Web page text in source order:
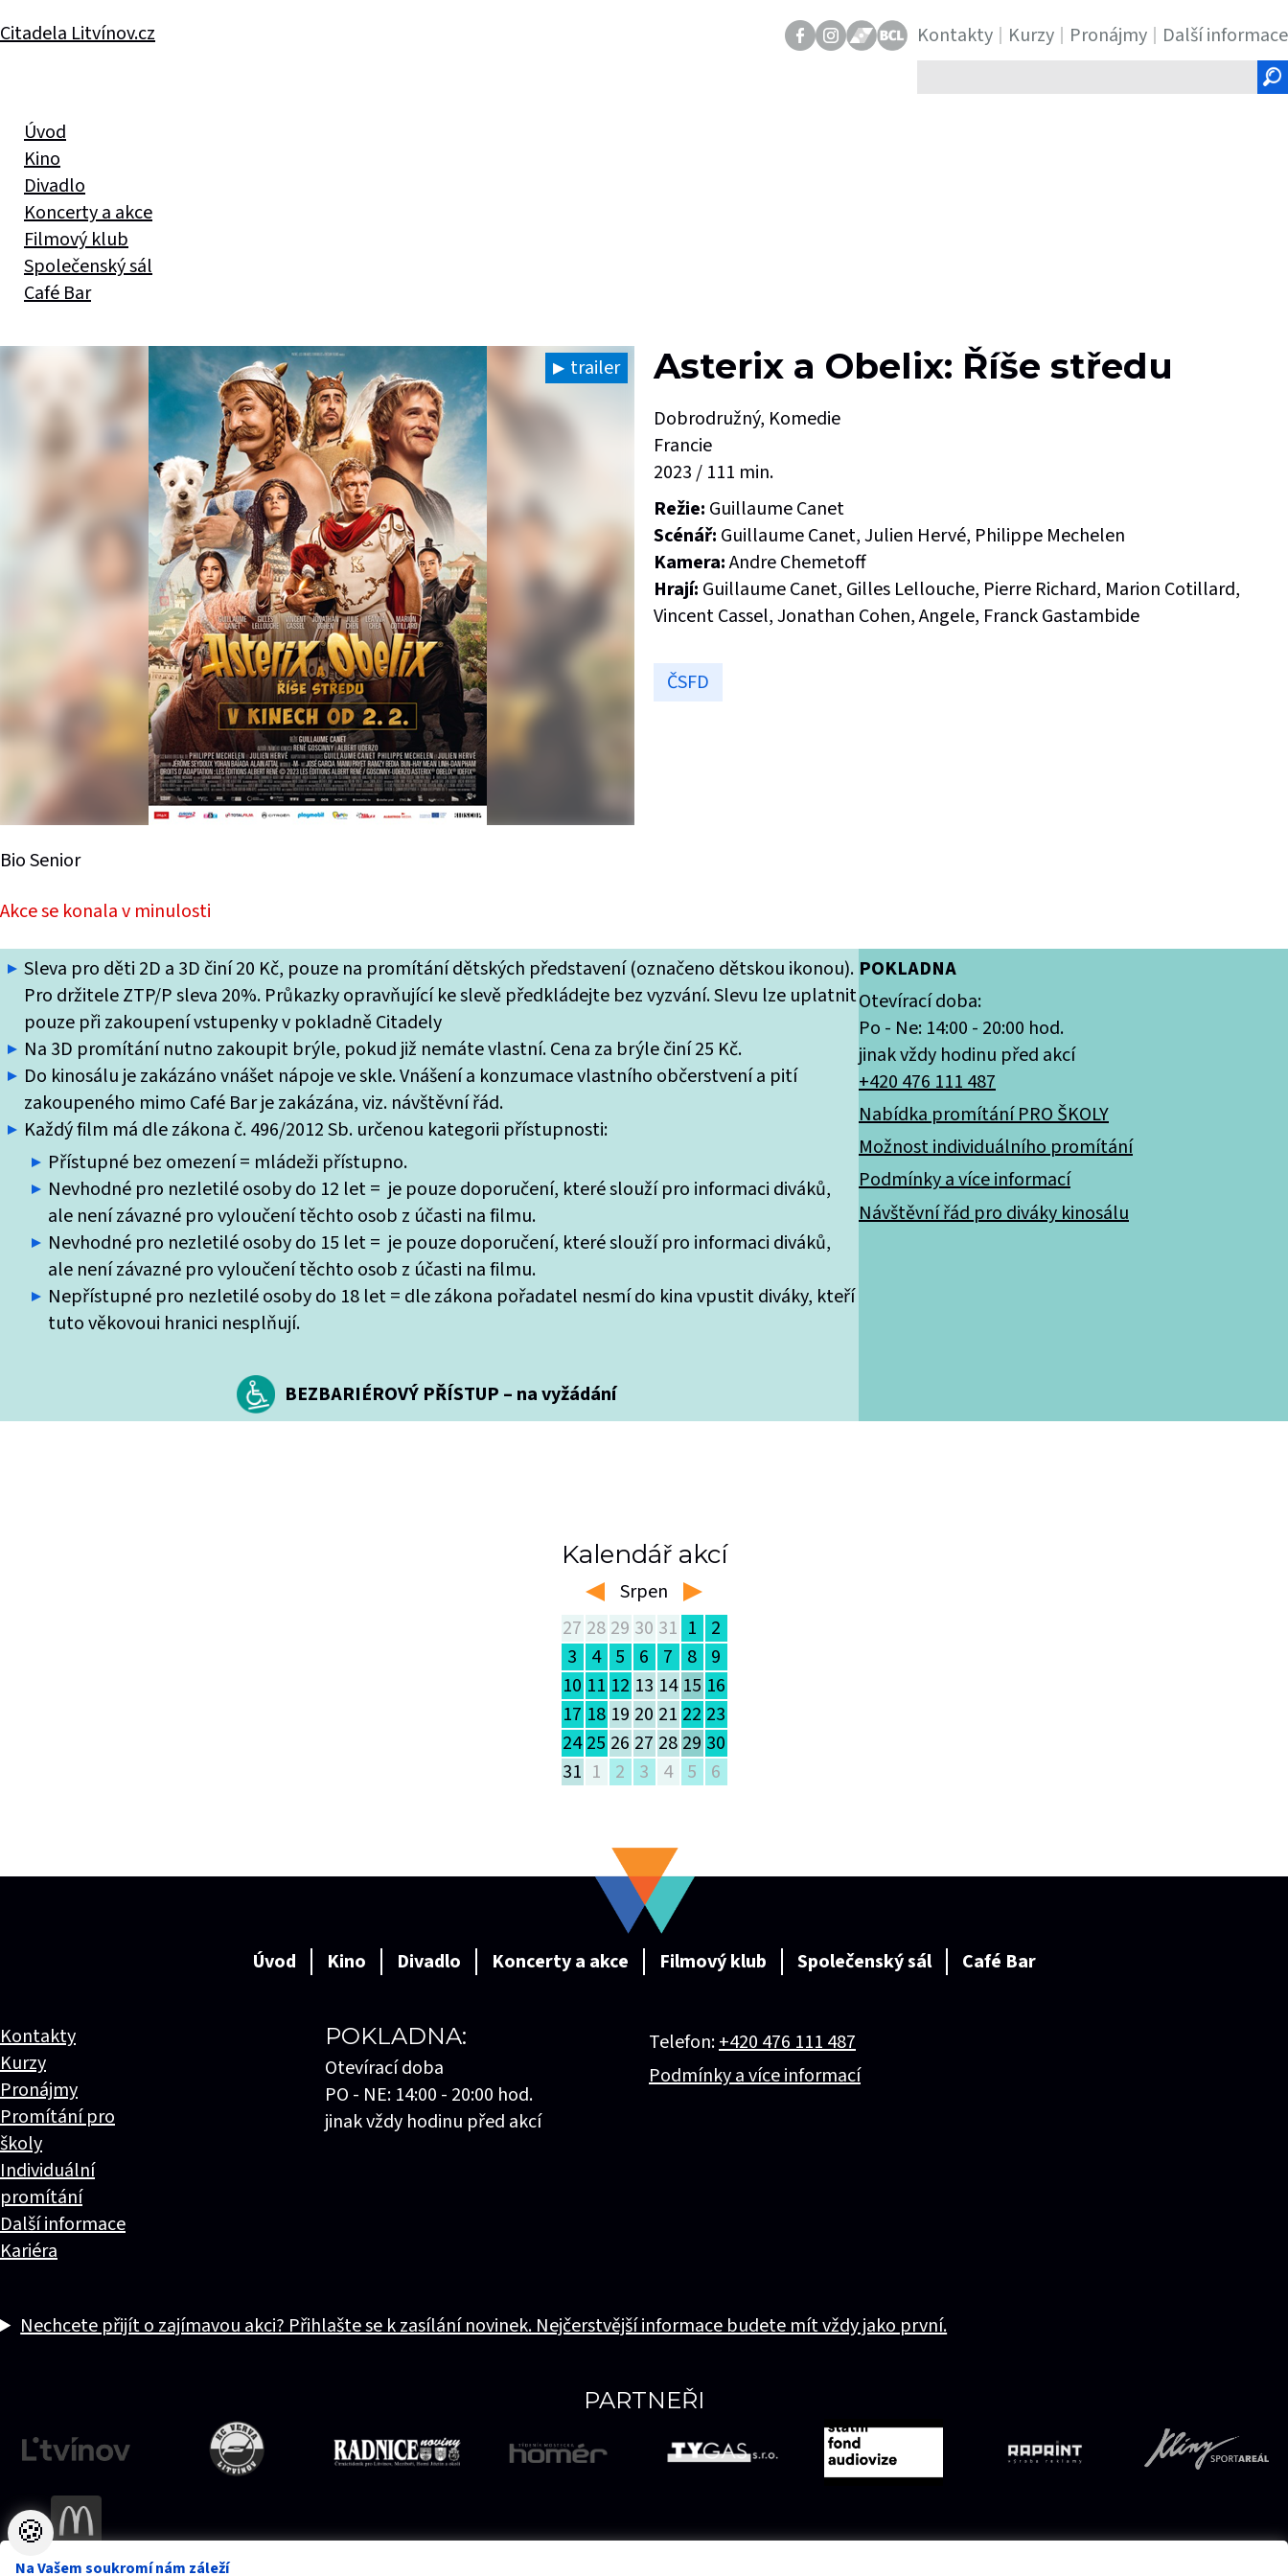
Kontakty Kurzy Pronájmy
Další informace
text
Citadela Litvínov.cz
Úvod
Kino
Divadlo
Koncerty a akce
Filmový klub
Společenský sál
Café Bar
Sleva pro děti 2D a 3D činí 20 Kč, pouze na promítání dětských představení (označeno dětskou ikonou).
Pro držitele ZTP/P sleva 20%. Průkazky opravňující ke slevě předkládejte bez vyzvání. Slevu lze uplatnit
pouze při zakoupení vstupenky v pokladně Citadely
Na 3D promítání nutno zakoupit brýle, pokud již nemáte vlastní. Cena za brýle činí 25 Kč.
Do kinosálu je zakázáno vnášet nápoje ve skle. Vnášení a konzumace vlastního občerstvení a pití
zakoupeného mimo Café Bar je zakázána, viz. návštěvní řád.
Každý film má dle zákona č. 496/2012 Sb. určenou kategorii přístupnosti:
Přístupné bez omezení = mládeži přístupno.
Nevhodné pro nezletilé osoby do 12 let = je pouze doporučení, které slouží pro informaci diváků,
ale není závazné pro vyloučení těchto osob z účasti na filmu.
Nevhodné pro nezletilé osoby do 15 let = je pouze doporučení, které slouží pro informaci diváků,
ale není závazné pro vyloučení těchto osob z účasti na filmu.
Nepřístupné pro nezletilé osoby do 18 let = dle zákona pořadatel nesmí do kina vpustit diváky, kteří
tuto věkovoui hranici nesplňují.
BEZBARIÉROVÝ PŘÍSTUP – na vyžádání
POKLADNA
Otevírací doba:
Po - Ne: 14:00 - 20:00 hod.
jinak vždy hodinu před akcí
+420 476 111 487
Nabídka promítání PRO ŠKOLY
Možnost individuálního promítání
Podmínky a více informací
Návštěvní řád pro diváky kinosálu
Asterix a Obelix: Říše středu
Dobrodružný, Komedie
Francie
2023 / 111 min.
Režie: Guillaume Canet
Scénář: Guillaume Canet, Julien Hervé, Philippe Mechelen
Kamera:Andre Chemetoff
Hrají: Guillaume Canet, Gilles Lellouche, Pierre Richard, Marion Cotillard,
Vincent Cassel, Jonathan Cohen, Angele, Franck Gastambide
ČSFD
trailer
Bio Senior
Akce se konala v minulosti
Kalendář akcí
left Srpen right
27 28 29 30 31 1
2
3
4 5 6 7 8 9
10 11 12 13 14 15 16
17 18 19 20 21 22 23
24 25 26 27 28 29 30
31 1 2 3 4 5 6
Úvod Kino Divadlo Koncerty a akce Filmový klub Společenský sál Café Bar
PARTNEŘI
Kontakty
Kurzy
Pronájmy
Promítání pro
školy
Individuální
promítání
Další informace
Kariéra
POKLADNA:
Otevírací doba
PO - NE: 14:00 - 20:00 hod.
jinak vždy hodinu před akcí
Telefon:+420 476 111 487
Podmínky a více informací
Nechcete přijít o zajímavou akci? Přihlašte se k zasílání novinek. Nejčerstvější informace budete mít vždy jako první.
🍪
Na Vašem soukromí nám záleží